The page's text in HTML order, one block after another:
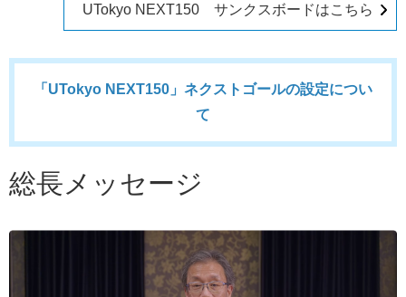
UTokyo NEXT150 サンクスボードはこちら
「UTokyo NEXT150」ネクストゴールの設定につい
て
総長メッセージ